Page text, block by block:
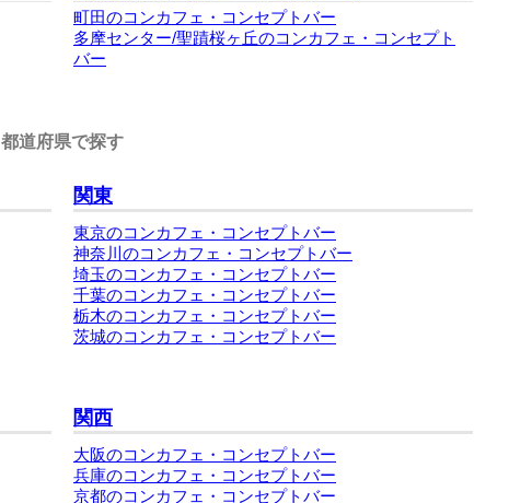
町田のコンカフェ・コンセプトバー
多摩センター/聖蹟桜ヶ丘のコンカフェ・コンセプト
バー
都道府県で探す
関東
東京のコンカフェ・コンセプトバー
神奈川のコンカフェ・コンセプトバー
埼玉のコンカフェ・コンセプトバー
千葉のコンカフェ・コンセプトバー
栃木のコンカフェ・コンセプトバー
茨城のコンカフェ・コンセプトバー
関西
大阪のコンカフェ・コンセプトバー
兵庫のコンカフェ・コンセプトバー
京都のコンカフェ・コンセプトバー